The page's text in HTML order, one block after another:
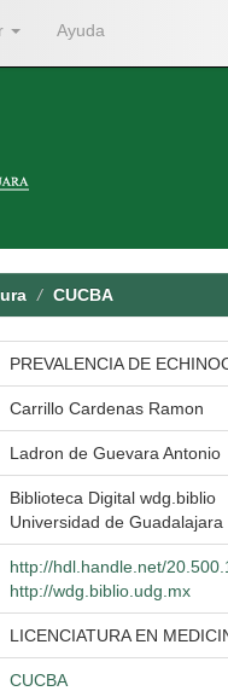
Ayuda
CUCBA
PREVALENCIA DE
Carrillo Cardenas Ramon
Ladron de Guevara Antonio
Biblioteca Digital wdg.biblio
Universidad de Guadalajara
http://hdl.handle.net/
http://wdg.biblio.udg.mx
LICENCIATURA EN
CUCBA